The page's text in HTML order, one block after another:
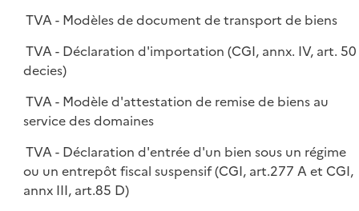
TVA - Modèles de document de transport de biens
TVA - Déclaration d'importation (CGI, annx. IV, art. 50
decies)
TVA - Modèle d'attestation de remise de biens au
service des domaines
TVA - Déclaration d'entrée d'un bien sous un régime
ou un entrepôt fiscal suspensif (CGI, art.277 A et CGI,
annx III, art.85 D)